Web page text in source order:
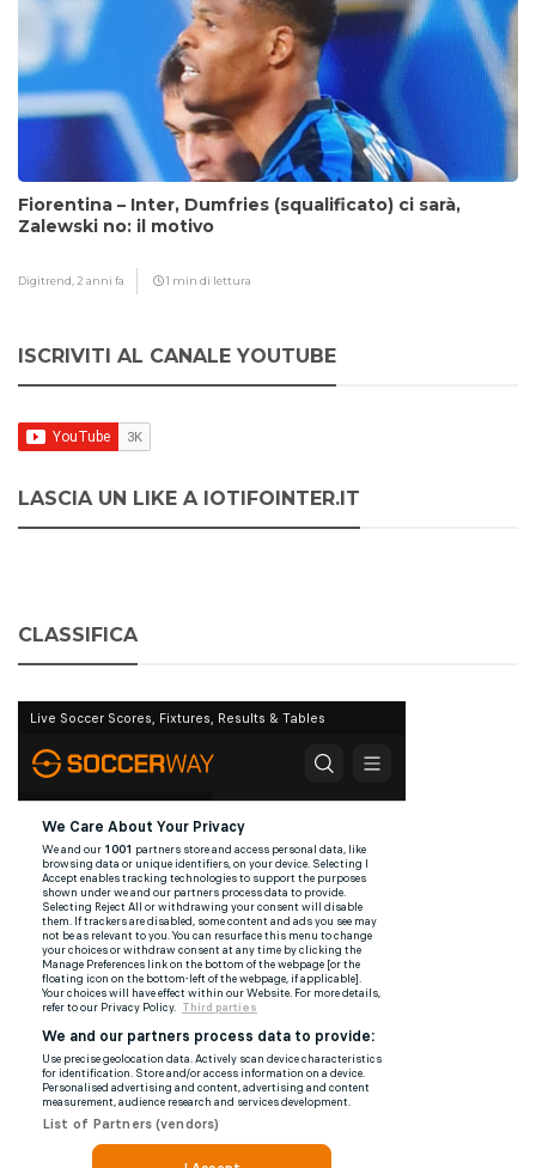
Fiorentina – Inter, Dumfries (squalificato) ci sarà,
Zalewski no: il motivo
Digitrend,2 anni fa 1 min di lettura
ISCRIVITI AL CANALE YOUTUBE
LASCIA UN LIKE A IOTIFOINTER.IT
CLASSIFICA